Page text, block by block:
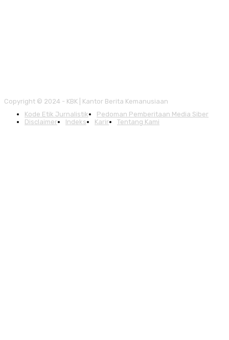
Copyright © 2024 - KBK | Kantor Berita Kemanusiaan
Kode Etik Jurnalistik
Pedoman Pemberitaan Media Siber
Disclaimer
Indeks Karir Tentang Kami